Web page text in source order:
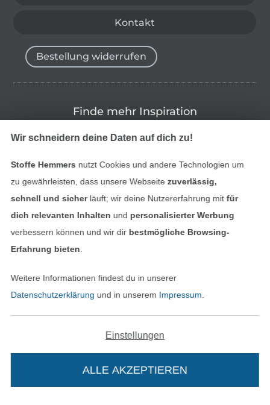
In deinen Warenkorb
Kontakt
Alle Preise inkl. der gesetzl. MwSt.
Die durchgestrichenen Preise entsprechen dem
bisherigen Preis bei Stoffe Hemmers.
Bestellung widerrufen
Finde mehr Inspiration
Deutsch
Wir schneidern deine Daten auf dich zu!
Stoffe Hemmers nutzt Cookies und andere Technologien um
zu gewährleisten, dass unsere Webseite zuverlässig,
schnell und sicherläuft; wir deine Nutzererfahrung mitfür
dich relevanten Inhalten und personalisierter Werbung
verbessern können und wir dir bestmögliche Browsing-
Erfahrung bieten
Weitere Informationen findest du in unserer
Datenschutzerklärung und in unserem Impressum
Einstellungen
ALLE AKZEPTIEREN